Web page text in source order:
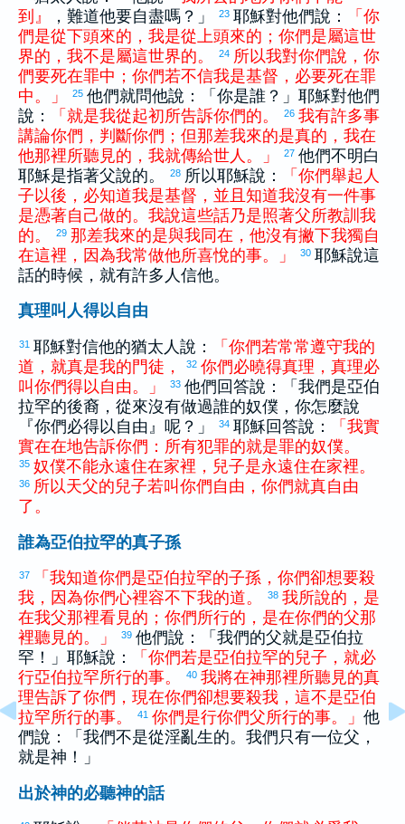
到 』 ，難道他要自盡嗎？」 23 耶穌對他們說： 「 你
們是從下頭來的 ， 我是從 上頭來的 ； 你們是屬這世
界的 ， 我不是屬這世界的。 24 所以我對你們說 ， 你
們要死在罪中 ； 你們若不信我是基督 ， 必要死在罪
中 。 」 25 他們就問他說：「你是誰？」耶穌對他們
說：
「 就是我從起初所告訴你們的。 26 我有許多事
講論你們 ， 判斷你們 ； 但那差我來的是真的 ， 我在
他那裡所聽見的 ， 我就傳給世人 。 」 27 他們不明白
耶穌是指著父說的。
28 所以耶穌說： 「 你們舉起 人
子 以後 ， 必知道我是基督 ， 並且 知道我沒有一件事
是憑著自己做的。 我說這些話乃是照著父所教訓 我
的。 29 那差我來的是與我同在 ， 他沒有撇下我獨自
在這裡 ， 因為我常做他所喜悅的事。 」 30 耶穌說這
話的時候，就有許多人信他。
真理叫人得以自由
31 耶穌對信他的猶太 人說： 「 你們若常常遵守我的
道 ， 就真是我的門徒 ， 32 你們必曉得真理 ， 真理必
叫 你們得以 自由。 」 33 他們回答說：「我們是亞伯
拉罕的後裔，從來沒有做過誰的奴僕，你怎麼說
『你們必得以自由』呢？」
34 耶穌回答說： 「 我實
實在在地告訴你們 ： 所有犯罪的就是罪的奴僕。
35 奴僕不能永遠住在家裡 ， 兒子是永遠住在家裡。
36 所以天父的兒子若叫 你們自由 ， 你們就真自由
了 。
誰為亞伯拉罕的真子孫
37 「 我知道你們是亞伯拉罕的子孫 ， 你們卻想要殺
我 ， 因為你們心裡容不下我的道。 38 我所說的 ， 是
在我父那裡看見的 ； 你們所行的 ， 是在你們的父那
裡聽見的。 」 39 他們說：「我們的父就是亞伯拉
罕 ！」耶穌說： 「 你們若是亞伯拉罕的兒子 ， 就必
行亞伯拉罕所行的事。 40 我將在神那裡所聽見的真
理告訴了你們 ， 現在你們卻想要殺我 ， 這不是亞伯
拉罕所行的事。 41 你們是行你們父所行的事。 」 他
們說：「我們不是從淫亂生的。我們只有一位父，
就是神！」
出於神的必聽神的話